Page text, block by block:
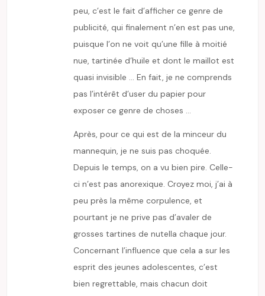
peu, c’est le fait d’afficher ce genre de
publicité, qui finalement n’en est pas une,
puisque l’on ne voit qu’une fille à moitié
nue, tartinée d’huile et dont le maillot est
quasi invisible … En fait, je ne comprends
pas l’intérêt d’user du papier pour
exposer ce genre de choses …
Après, pour ce qui est de la minceur du
mannequin, je ne suis pas choquée.
Depuis le temps, on a vu bien pire. Celle-
ci n’est pas anorexique. Croyez moi, j’ai à
peu près la même corpulence, et
pourtant je ne prive pas d’avaler de
grosses tartines de nutella chaque jour.
Concernant l’influence que cela a sur les
esprit des jeunes adolescentes, c’est
bien regrettable, mais chacun doit